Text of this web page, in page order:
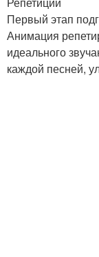
Первый этап
Анимация
идеального
каждой песней,